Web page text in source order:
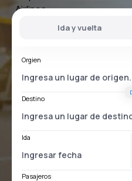
Ida y vuelta
Orgien
Destino
Ida
Pasajeros